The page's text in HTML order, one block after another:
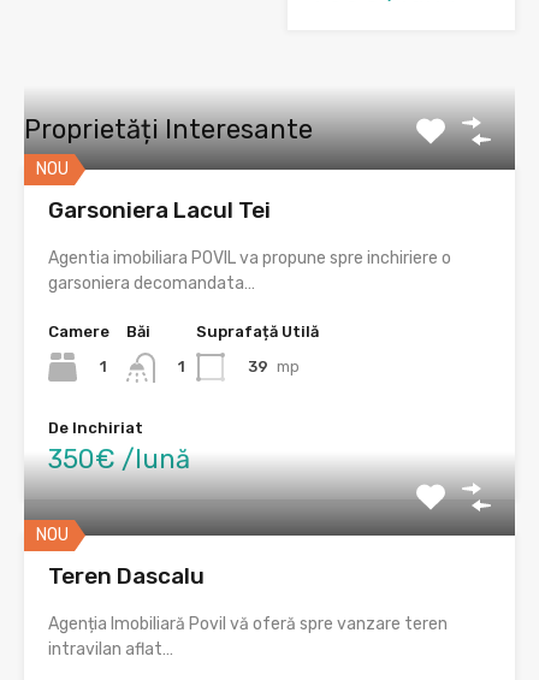
Proprietăți Interesante
NOU
Garsoniera Lacul Tei
Agentia imobiliara POVIL va propune spre inchiriere o
garsoniera decomandata…
Camere
1
Băi
1
Suprafață Utilă
39 mp
De Inchiriat
350€ /lună
NOU
Teren Dascalu
Agenția Imobiliară Povil vă oferă spre vanzare teren
intravilan aflat…